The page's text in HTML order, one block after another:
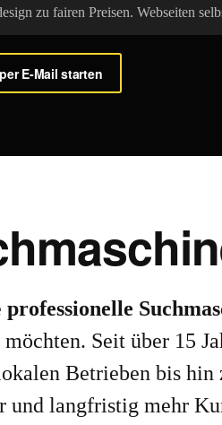
E-Mail starten
professionelle
möchten. Seit über 15
Betrieben bis
und langfristig mehr